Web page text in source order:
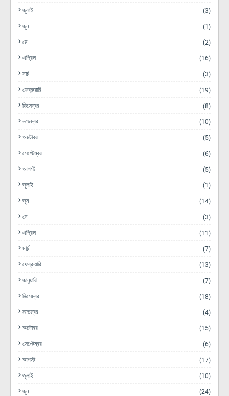
জুলাই (3)
জুন (1)
মে (2)
এপ্রিল (16)
মার্চ (3)
ফেব্রুয়ারি (19)
ডিসেম্বর (8)
নভেম্বর (10)
অক্টোবর (5)
সেপ্টেম্বর (6)
আগস্ট (5)
জুলাই (1)
জুন (14)
মে (3)
এপ্রিল (11)
মার্চ (7)
ফেব্রুয়ারি (13)
জানুয়ারি (7)
ডিসেম্বর (18)
নভেম্বর (4)
অক্টোবর (15)
সেপ্টেম্বর (6)
আগস্ট (17)
জুলাই (10)
জুন (24)